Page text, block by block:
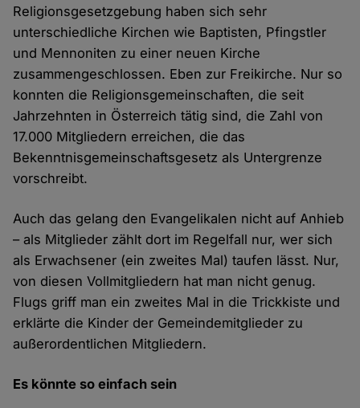
Religionsgesetzgebung haben sich sehr
unterschiedliche Kirchen wie Baptisten, Pfingstler
und Mennoniten zu einer neuen Kirche
zusammengeschlossen. Eben zur Freikirche. Nur so
konnten die Religionsgemeinschaften, die seit
Jahrzehnten in Österreich tätig sind, die Zahl von
17.000 Mitgliedern erreichen, die das
Bekenntnisgemeinschaftsgesetz als Untergrenze
vorschreibt.
Auch das gelang den Evangelikalen nicht auf Anhieb
– als Mitglieder zählt dort im Regelfall nur, wer sich
als Erwachsener (ein zweites Mal) taufen lässt. Nur,
von diesen Vollmitgliedern hat man nicht genug.
Flugs griff man ein zweites Mal in die Trickkiste und
erklärte die Kinder der Gemeindemitglieder zu
außerordentlichen Mitgliedern.
Es könnte so einfach sein